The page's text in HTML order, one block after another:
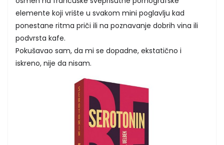
elemente koji vrište u svakom mini poglavlju kad
ponestane ritma priči ili na poznavanje dobrih vina ili
podvrsta kafe.
Pokušavao sam, da mi se dopadne, ekstatično i
iskreno, nije da nisam.